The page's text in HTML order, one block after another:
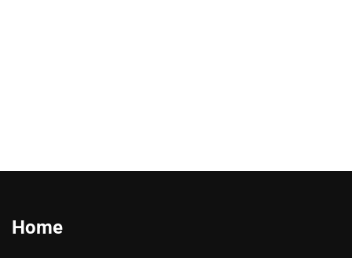
Home